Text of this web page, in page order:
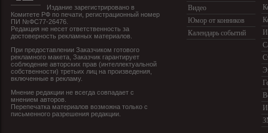
Издание зарегистрировано в
Комитете РФ по печати, регистрационный номер
ПИ №ФС77-26476.
Редакция не несет ответственность за
достоверность рекламных материалов.
При предоставлении Заказчиком готового
рекламного макета, Заказчик гарантирует
соблюдение авторских прав (интеллектуальной
собственности) третьих лиц на произведения,
включенные в рекламу.
Мнение редакции не всегда совпадает с
мнением авторов.
Перепечатка материалов возможна только с
письменного разрешения редакции.
Видео
Юмор от конников
Календарь событий